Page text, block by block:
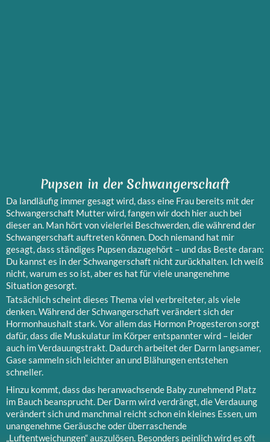
Pupsen in der Schwangerschaft
Da landläufig immer gesagt wird, dass eine Frau bereits mit der
Schwangerschaft Mutter wird, fangen wir doch hier auch bei
dieser an. Man hört von vielerlei Beschwerden, die während der
Schwangerschaft auftreten können. Doch niemand hat mir
gesagt, dass ständiges Pupsen dazugehört – und das Beste daran:
Du kannst es in der Schwangerschaft nicht zurückhalten. Ich weiß
nicht, warum es so ist, aber es hat für viele unangenehme
Situation gesorgt.
Tatsächlich scheint dieses Thema viel verbreiteter, als viele
denken. Während der Schwangerschaft verändert sich der
Hormonhaushalt stark. Vor allem das Hormon Progesteron sorgt
dafür, dass die Muskulatur im Körper entspannter wird – leider
auch im Verdauungstrakt. Dadurch arbeitet der Darm langsamer,
Gase sammeln sich leichter an und Blähungen entstehen
schneller.
Hinzu kommt, dass das heranwachsende Baby zunehmend Platz
im Bauch beansprucht. Der Darm wird verdrängt, die Verdauung
verändert sich und manchmal reicht schon ein kleines Essen, um
unangenehme Geräusche oder überraschende
„Luftentweichungen“ auszulösen. Besonders peinlich wird es oft